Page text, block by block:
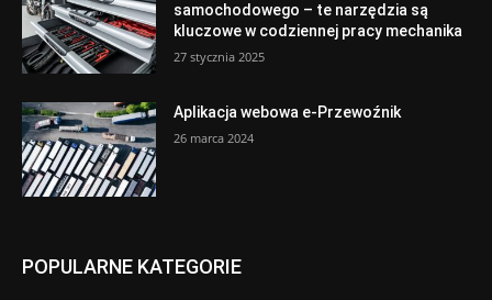
samochodowego – te narzędzia są
kluczowe w codziennej pracy mechanika
27 stycznia 2025
Aplikacja webowa e-Przewoźnik
26 marca 2024
POPULARNE KATEGORIE